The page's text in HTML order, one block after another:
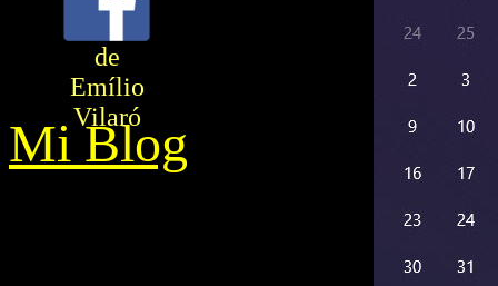
de
Emílio
Vilaró
Mi Blog